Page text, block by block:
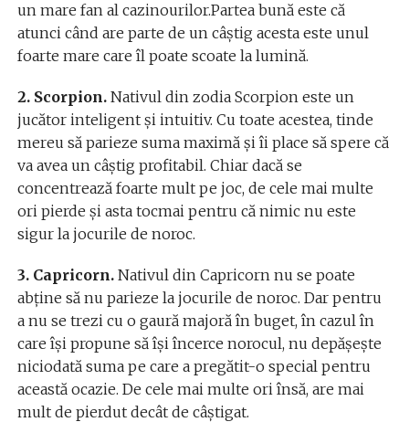
un mare fan al cazinourilor.Partea bună este că
atunci când are parte de un câștig acesta este unul
foarte mare care îl poate scoate la lumină.
2. Scorpion.Nativul din zodia Scorpion este un
jucător inteligent şi intuitiv. Cu toate acestea, tinde
mereu să parieze suma maximă şi îi place să spere că
va avea un câştig profitabil. Chiar dacă se
concentrează foarte mult pe joc, de cele mai multe
ori pierde și asta tocmai pentru că nimic nu este
sigur la jocurile de noroc.
3. Capricorn.Nativul din Capricorn nu se poate
abține să nu parieze la jocurile de noroc. Dar pentru
a nu se trezi cu o gaură majoră în buget, în cazul în
care îşi propune să îşi încerce norocul, nu depăşește
niciodată suma pe care a pregătit-o special pentru
această ocazie. De cele mai multe ori însă, are mai
mult de pierdut decât de câștigat.